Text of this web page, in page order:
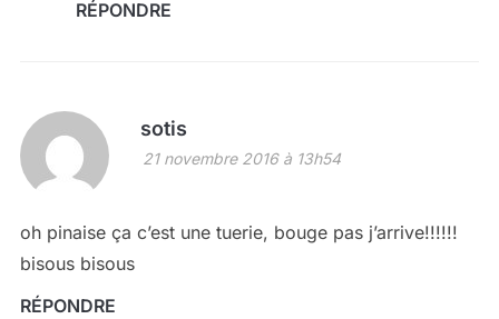
RÉPONDRE
sotis
21 novembre 2016 à 13h54
oh pinaise ça c’est une tuerie, bouge pas j’arrive!!!!!!
bisous bisous
RÉPONDRE